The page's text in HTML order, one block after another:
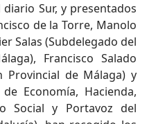
Sur, y presentados
de la Torre, Manolo
Salas (Subdelegado del
Francisco Salado
Provincial de Málaga) y
Economía, Hacienda,
Social y Portavoz del